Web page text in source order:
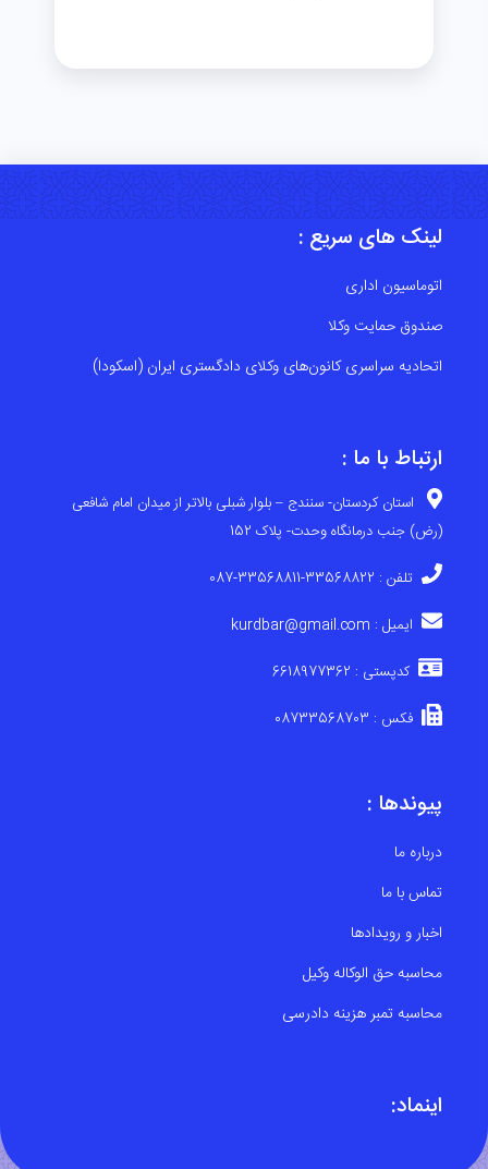
لینک های سریع :
اتوماسیون اداری
صندوق حمایت وکلا
اتحادیه سراسری کانون‌های وکلای دادگستری ایران (اسکودا)
پیوندها :
درباره ما
تماس با ما
اخبار و رویدادها
محاسبه حق الوکاله وکیل
محاسبه تمبر هزینه دادرسی
ارتباط با ما :
استان کردستان- سنندج – بلوار شبلی بالاتر از میدان امام شافعی
(رض) جنب درمانگاه وحدت- پلاک 152
تلفن : 33568822-33568811-087
ایمیل : kurdbar@gmail.com
کدپستی : 6618977362
فکس : 08733568703
اینماد: